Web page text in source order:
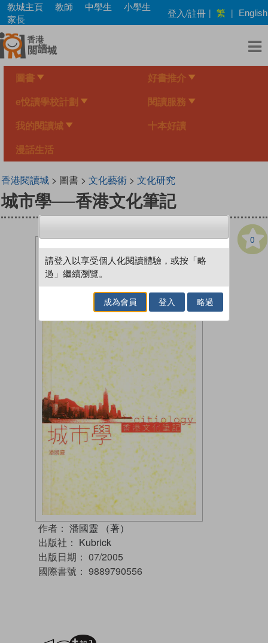
Skip
main
content
教城主頁 教師 中學生
小學生
家長
登入/註冊 | 繁 | English
圖書 好書推介
e悅讀學校計劃 閱讀服務
我的閱讀城 十本好讀
漫話生活
香港閱讀城> 圖書 > 文化藝術> 文化研究
城市學──香港文化筆記
0
作者： 潘國靈 （著）
出版社： Kubrick
出版日期： 07/2005
國際書號： 9889790556
請登入以享受個人化閱讀體驗，或按「略
過」繼續瀏覽。
成為會員 登入 略過